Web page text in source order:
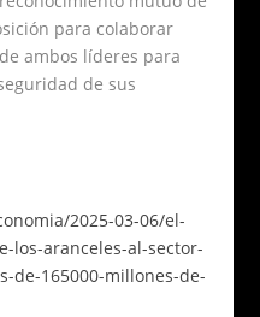
para colaborar
ambos líderes para
de sus
2025-03-06/el-
los-aranceles-al-sector-
de-165000-millones-de-